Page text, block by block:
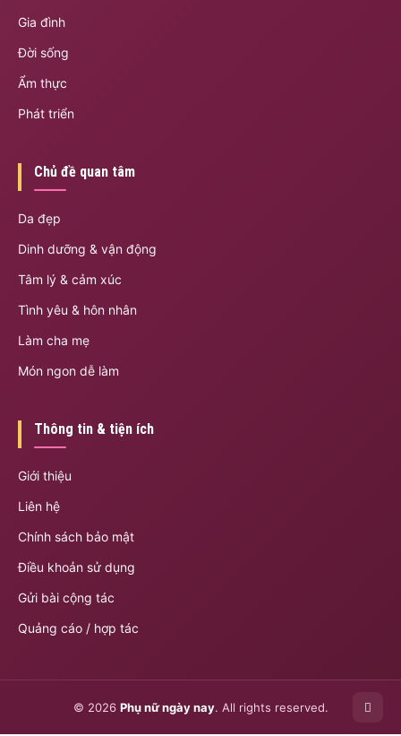
Gia đình
Đời sống
Ẩm thực
Phát triển
Chủ đề quan tâm
Da đẹp
Dinh dưỡng & vận động
Tâm lý & cảm xúc
Tình yêu & hôn nhân
Làm cha mẹ
Món ngon dễ làm
Thông tin & tiện ích
Giới thiệu
Liên hệ
Chính sách bảo mật
Điều khoản sử dụng
Gửi bài cộng tác
Quảng cáo / hợp tác
© 2026 Phụ nữ ngày nay. All rights reserved.